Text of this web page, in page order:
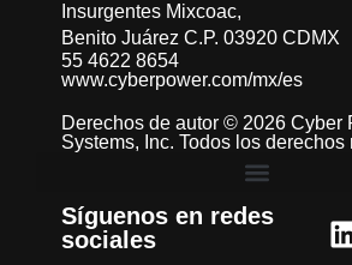
Insurgentes Mixcoac,
Benito Juárez C.P. 03920 CDMX
55 4622 8654
www.cyberpower.com/mx/es
Derechos de autor © 2026 Cyber
Systems, Inc. Todos los derechos
Síguenos en redes
sociales